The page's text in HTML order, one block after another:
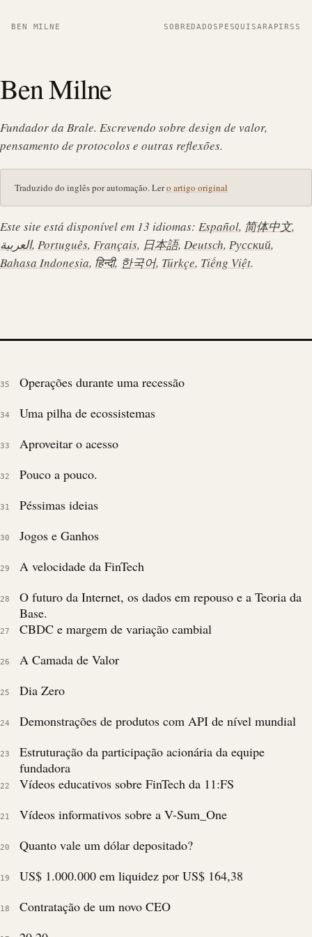
BEN MILNE SOBREDADOS PESQUISARAPIRSS
Ben Milne
Fundador da Brale. Escrevendo sobre design de valor,
pensamento de protocolos e outras reflexões.
Traduzido do inglês por automação. Lero artigo original
Este site está disponível em 13 idiomas: Español, 简体中文,
العربية, Português, Français, 日本語, Deutsch, Русский,
Bahasa Indonesia, हिन्दी, 한국어, Türkçe, Tiếng Việt.
35 Operações durante uma recessão
34 Uma pilha de ecossistemas
33 Aproveitar o acesso
32 Pouco a pouco.
31 Péssimas ideias
30 Jogos e Ganhos
29 A velocidade da FinTech
28
O futuro da Internet, os dados em repouso e a Teoria da
Base.
27 CBDC e margem de variação cambial
26 A Camada de Valor
25 Dia Zero
24 Demonstrações de produtos com API de nível mundial
23
Estruturação da participação acionária da equipe
fundadora
22 Vídeos educativos sobre FinTech da 11:FS
21 Vídeos informativos sobre a V-Sum_One
20 Quanto vale um dólar depositado?
19 US$ 1.000.000 em liquidez por US$ 164,38
18 Contratação de um novo CEO